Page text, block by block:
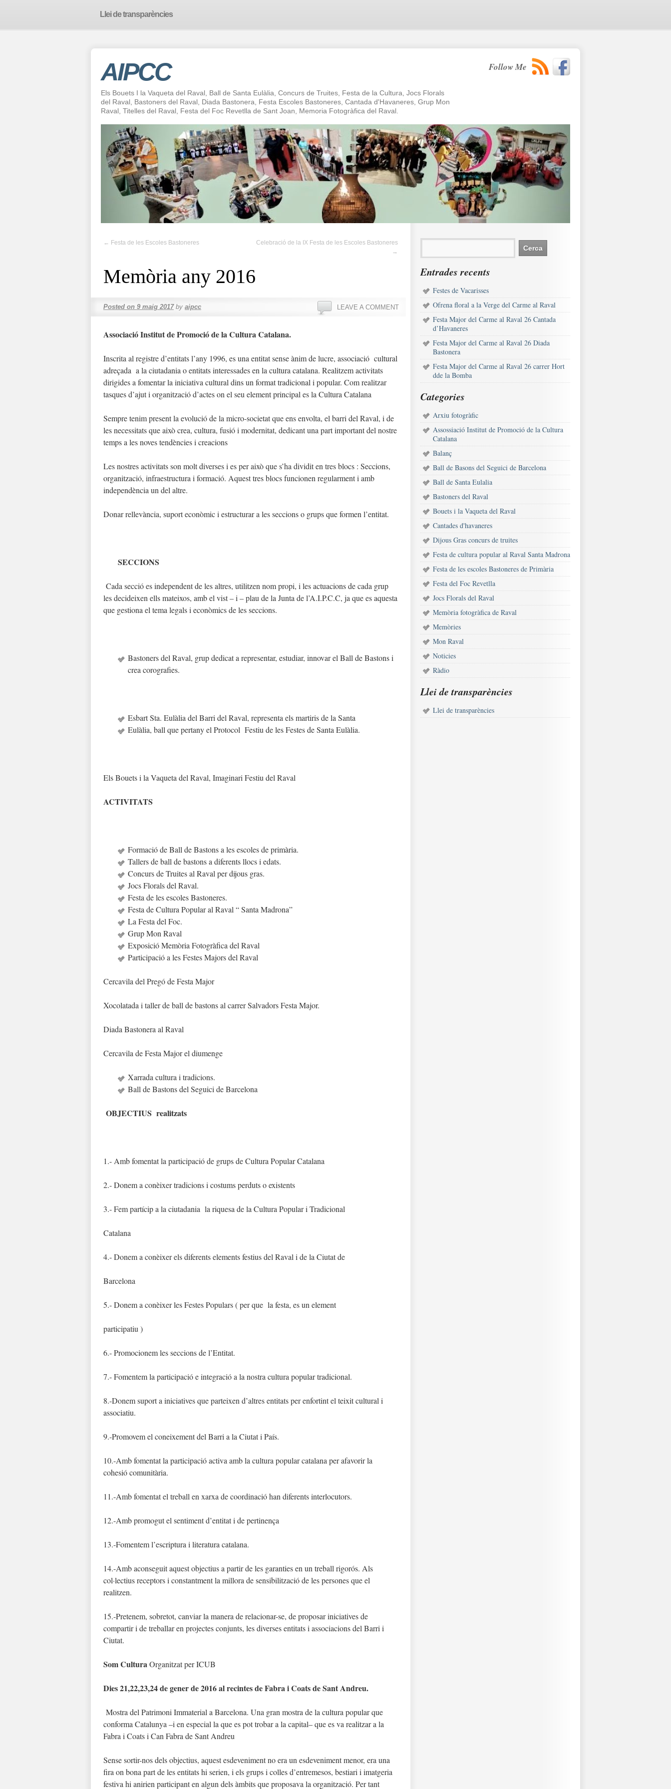
Llei de transparències
AIPCC Follow Me
Els Bouets I la Vaqueta del Raval, Ball de Santa Eulàlia, Concurs de Truites, Festa de la Cultura, Jocs Florals
del Raval, Bastoners del Raval, Diada Bastonera, Festa Escoles Bastoneres, Cantada d'Havaneres, Grup Mon
Raval, Titelles del Raval, Festa del Foc Revetlla de Sant Joan, Memoria Fotogràfica del Raval.
← Festa de les Escoles Bastoneres
Celebració de la IX Festa de les Escoles Bastoneres
→
Memòria any 2016
Posted on 9 maig 2017 by aipcc LEAVE A COMMENT
Associació Institut de Promoció de la Cultura Catalana.
Inscrita al registre d’entitats l’any 1996, es una entitat sense ànim de lucre, associació cultural
adreçada a la ciutadania o entitats interessades en la cultura catalana. Realitzem activitats
dirigides a fomentar la iniciativa cultural dins un format tradicional i popular. Com realitzar
tasques d’ajut i organització d’actes on el seu element principal es la Cultura Catalana
Sempre tenim present la evolució de la micro-societat que ens envolta, el barri del Raval, i de
les necessitats que això crea, cultura, fusió i modernitat, dedicant una part important del nostre
temps a les noves tendències i creacions
Les nostres activitats son molt diverses i es per això que s’ha dividit en tres blocs : Seccions,
organització, infraestructura i formació. Aquest tres blocs funcionen regularment i amb
independència un del altre.
Donar rellevància, suport econòmic i estructurar a les seccions o grups que formen l’entitat.
SECCIONS
Cada secció es independent de les altres, utilitzen nom propi, i les actuacions de cada grup
les decideixen ells mateixos, amb el vist – i – plau de la Junta de l’A.I.P.C.C, ja que es aquesta
que gestiona el tema legals i econòmics de les seccions.
Bastoners del Raval, grup dedicat a representar, estudiar, innovar el Ball de Bastons i
crea corografies.
Esbart Sta. Eulàlia del Barri del Raval, representa els martiris de la Santa
Eulàlia, ball que pertany el Protocol Festiu de les Festes de Santa Eulàlia.
Els Bouets i la Vaqueta del Raval, Imaginari Festiu del Raval
ACTIVITATS
Formació de Ball de Bastons a les escoles de primària.
Tallers de ball de bastons a diferents llocs i edats.
Concurs de Truites al Raval per dijous gras.
Jocs Florals del Raval.
Festa de les escoles Bastoneres.
Festa de Cultura Popular al Raval “ Santa Madrona”
La Festa del Foc.
Grup Mon Raval
Exposició Memòria Fotogràfica del Raval
Participació a les Festes Majors del Raval
Cercavila del Pregó de Festa Major
Xocolatada i taller de ball de bastons al carrer Salvadors Festa Major.
Diada Bastonera al Raval
Cercavila de Festa Major el diumenge
Xarrada cultura i tradicions.
Ball de Bastons del Seguici de Barcelona
OBJECTIUS realitzats
1.- Amb fomentat la participació de grups de Cultura Popular Catalana
2.- Donem a conèixer tradicions i costums perduts o existents
3.- Fem partícip a la ciutadania la riquesa de la Cultura Popular i Tradicional
Catalana
4.- Donem a conèixer els diferents elements festius del Raval i de la Ciutat de
Barcelona
5.- Donem a conèixer les Festes Populars ( per que la festa, es un element
participatiu )
6.- Promocionem les seccions de l’Entitat.
7.- Fomentem la participació e integració a la nostra cultura popular tradicional.
8.-Donem suport a iniciatives que parteixen d’altres entitats per enfortint el teixit cultural i
associatiu.
9.-Promovem el coneixement del Barri a la Ciutat i País.
10.-Amb fomentat la participació activa amb la cultura popular catalana per afavorir la
cohesió comunitària.
11.-Amb fomentat el treball en xarxa de coordinació han diferents interlocutors.
12.-Amb promogut el sentiment d’entitat i de pertinença
13.-Fomentem l’escriptura i literatura catalana.
14.-Amb aconseguit aquest objectius a partir de les garanties en un treball rigorós. Als
col·lectius receptors i constantment la millora de sensibilització de les persones que el
realitzen.
15.-Pretenem, sobretot, canviar la manera de relacionar-se, de proposar iniciatives de
compartir i de treballar en projectes conjunts, les diverses entitats i associacions del Barri i
Ciutat.
Som CulturaOrganitzat per ICUB
Dies 21,22,23,24 de gener de 2016 al recintes de Fabra i Coats de Sant Andreu.
Mostra del Patrimoni Immaterial a Barcelona. Una gran mostra de la cultura popular que
conforma Catalunya –i en especial la que es pot trobar a la capital– que es va realitzar a la
Fabra i Coats i Can Fabra de Sant Andreu
Sense sortir-nos dels objectius, aquest esdeveniment no era un esdeveniment menor, era una
fira on bona part de les entitats hi serien, i els grups i colles d’entremesos, bestiari i imatgeria
festiva hi anirien participant en algun dels àmbits que proposava la organització. Per tant
Entrades recents
Festes de Vacarisses
Ofrena floral a la Verge del Carme al Raval
Festa Major del Carme al Raval 26 Cantada
d’Havaneres
Festa Major del Carme al Raval 26 Diada
Bastonera
Festa Major del Carme al Raval 26 carrer Hort
dde la Bomba
Categories
Arxiu fotogràfic
Assossiació Institut de Promoció de la Cultura
Catalana
Balanç
Ball de Basons del Seguici de Barcelona
Ball de Santa Eulalia
Bastoners del Raval
Bouets i la Vaqueta del Raval
Cantades d'havaneres
Dijous Gras concurs de truites
Festa de cultura popular al Raval Santa Madrona
Festa de les escoles Bastoneres de Primària
Festa del Foc Revetlla
Jocs Florals del Raval
Memòria fotogràfica de Raval
Memòries
Mon Raval
Noticies
Ràdio
Llei de transparències
Llei de transparències